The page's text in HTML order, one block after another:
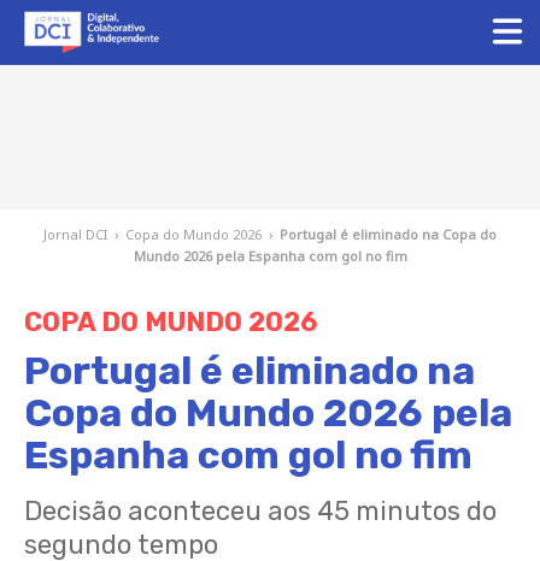
Jornal DCI › Copa do Mundo 2026 › Portugal é eliminado na Copa do
Mundo 2026 pela Espanha com gol no fim
COPA DO MUNDO 2026
Portugal é eliminado na
Copa do Mundo 2026 pela
Espanha com gol no fim
Decisão aconteceu aos 45 minutos do
segundo tempo